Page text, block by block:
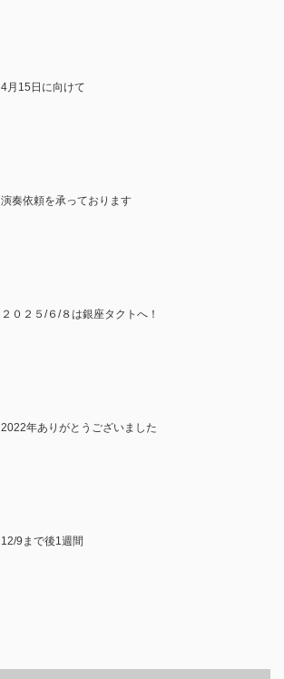
4月15日に向けて
演奏依頼を承っております
２０２５/６/８は銀座タクトへ！
2022年ありがとうございました
12/9まで後1週間